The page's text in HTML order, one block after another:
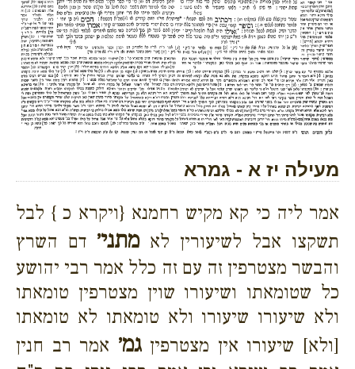
מעילה יז א - גמרא
אמר ליה כי קא מקיש רחמנא {ויקרא כ } לבל
תשקצו אבל לשיעורין לאמתני׳ דם השרץ
והבשר מצטרפין זה עם זה כלל אמר רבי יהושע
כל שטומאתו ושיעורו שוין מצטרפין טומאתו
ולא שיעורו שיעורו ולא טומאתו לא טומאתו
[ולא] שיעורו אין מצטרפיןגמ׳ אמר רב חנין